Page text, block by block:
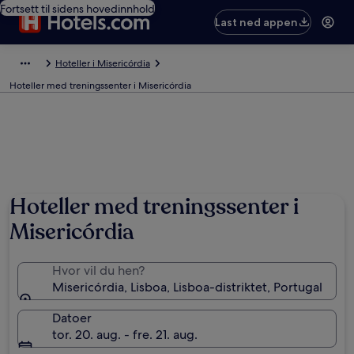
Fortsett til sidens hovedinnhold
Last ned appen
Hoteller i Misericórdia
Hoteller med treningssenter i Misericórdia
Hoteller med treningssenter i
Misericórdia
Hvor vil du hen?
Misericórdia, Lisboa, Lisboa-distriktet, Portugal
Datoer
tor. 20. aug. - fre. 21. aug.